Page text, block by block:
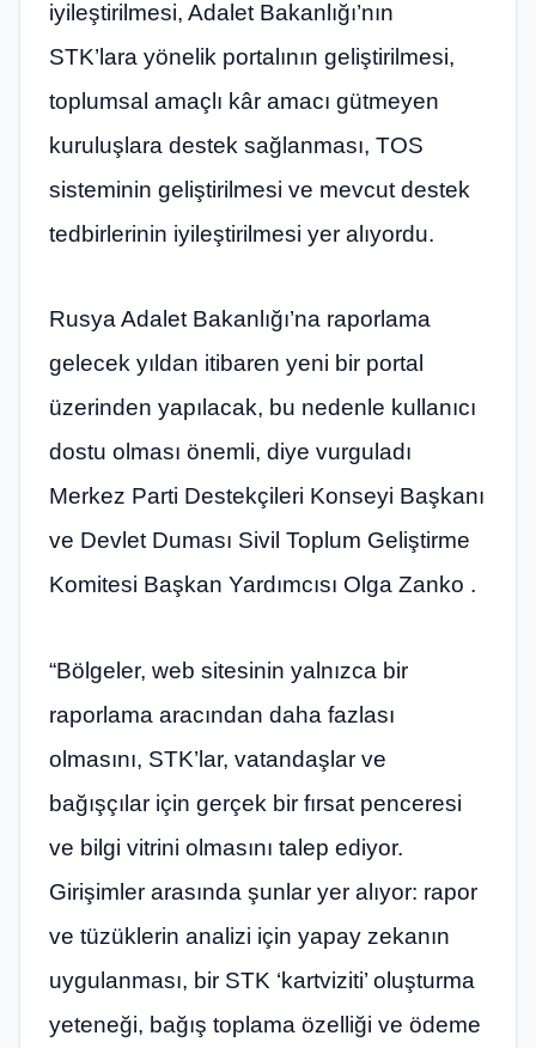
iyileştirilmesi, Adalet Bakanlığı’nın
STK’lara yönelik portalının geliştirilmesi,
toplumsal amaçlı kâr amacı gütmeyen
kuruluşlara destek sağlanması, TOS
sisteminin geliştirilmesi ve mevcut destek
tedbirlerinin iyileştirilmesi yer alıyordu.
Rusya Adalet Bakanlığı’na raporlama
gelecek yıldan itibaren yeni bir portal
üzerinden yapılacak, bu nedenle kullanıcı
dostu olması önemli, diye vurguladı
Merkez Parti Destekçileri Konseyi Başkanı
ve Devlet Duması Sivil Toplum Geliştirme
Komitesi Başkan Yardımcısı Olga Zanko .
“Bölgeler, web sitesinin yalnızca bir
raporlama aracından daha fazlası
olmasını, STK’lar, vatandaşlar ve
bağışçılar için gerçek bir fırsat penceresi
ve bilgi vitrini olmasını talep ediyor.
Girişimler arasında şunlar yer alıyor: rapor
ve tüzüklerin analizi için yapay zekanın
uygulanması, bir STK ‘kartviziti’ oluşturma
yeteneği, bağış toplama özelliği ve ödeme